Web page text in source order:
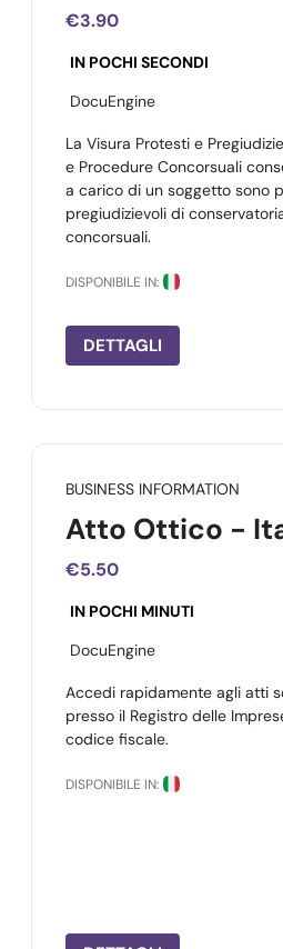
€3.90
IN POCHI SECONDI
DocuEngine
La Visura Protesti e
e Procedure Concorsuali
a carico di un soggetto sono
pregiudizievoli di
concorsuali.
DISPONIBILE IN:
DETTAGLI
BUSINESS INFORMATION
Atto Ottico -
€5.50
IN POCHI MINUTI
DocuEngine
Accedi rapidamente agli atti
presso il Registro delle
codice fiscale.
DISPONIBILE IN: